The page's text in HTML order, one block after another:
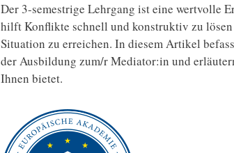
Der 3-semestrige Lehrgang ist eine wertvolle
hilft Konflikte schnell und konstruktiv zu
Situation zu erreichen. In diesem Artikel
der Ausbildung zum/r Mediator:in und
Ihnen bietet.